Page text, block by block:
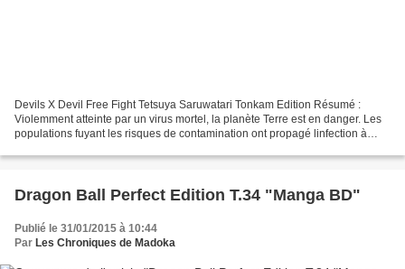
Devils X Devil Free Fight Tetsuya Saruwatari Tonkam Edition Résumé :
Violemment atteinte par un virus mortel, la planète Terre est en danger. Les
populations fuyant les risques de contamination ont propagé linfection à
Dragon Ball Perfect Edition T.34 "Manga BD"
Publié le 31/01/2015 à 10:44
Par Les Chroniques de Madoka